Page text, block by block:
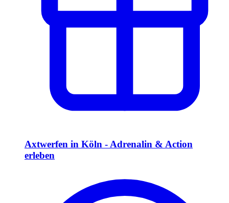
Axtwerfen in Köln - Adrenalin & Action
erleben